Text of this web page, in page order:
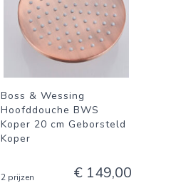
Boss & Wessing
Hoofddouche BWS
Koper 20 cm Geborsteld
Koper
2 prijzen € 149,00